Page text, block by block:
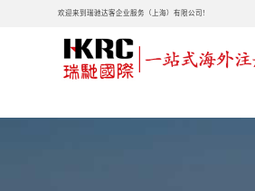
欢迎来到瑞驰达客企业服务（上海）有限公司!